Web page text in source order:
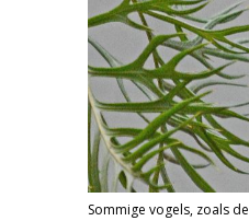
Sommige vogels, zoals